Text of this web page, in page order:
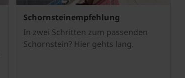
Schornsteinempfehlung
In zwei Schritten zum passenden
Schornstein? Hier gehts lang.